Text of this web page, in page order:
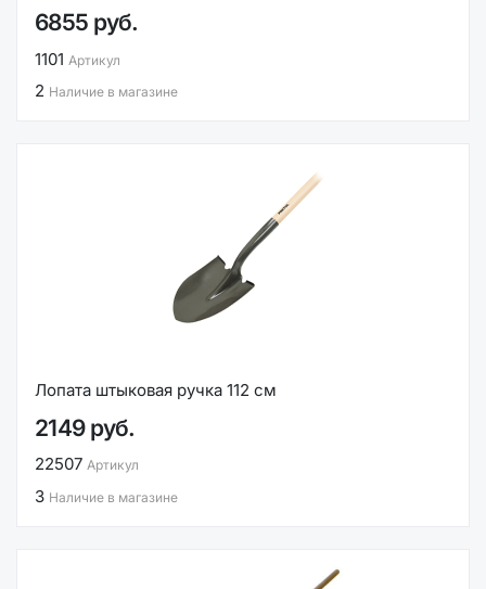
6855 руб.
1101 Артикул
2 Наличие в магазине
Лопата штыковая ручка 112 см
2149 руб.
22507 Артикул
3 Наличие в магазине